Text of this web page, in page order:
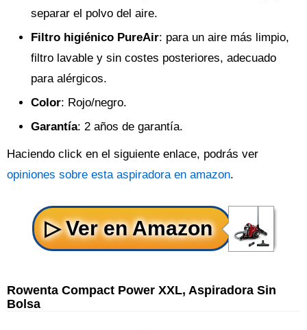
separar el polvo del aire.
Filtro higiénico PureAir: para un aire más limpio,
filtro lavable y sin costes posteriores, adecuado
para alérgicos.
Color: Rojo/negro.
Garantía: 2 años de garantía.
Haciendo click en el siguiente enlace, podrás ver
opiniones sobre esta aspiradora en amazon.
Rowenta Compact Power XXL, Aspiradora Sin
Bolsa